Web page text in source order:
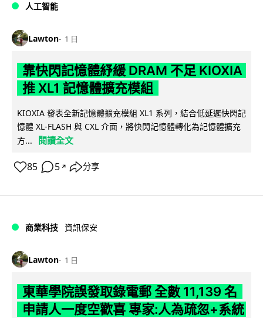
人工智能
Lawton 1 日
靠快閃記憶體紓緩 DRAM 不足 KIOXIA
推 XL1 記憶體擴充模組
KIOXIA 發表全新記憶體擴充模組 XL1 系列，結合低延遲快閃記
憶體 XL-FLASH 與 CXL 介面，將快閃記憶體轉化為記憶體擴充
方...
閱讀全文
85 5 ↗ 分享
商業科技 資訊保安
Lawton 1 日
東華學院誤發取錄電郵 全數 11,139 名
申請人一度空歡喜 專家:人為疏忽+系統